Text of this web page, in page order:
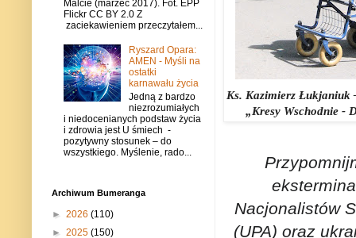
Ks. Kazimierz Łukjaniuk
„Kresy Wschodnie -
Nacjonalistów
(UPA) oraz
Malcie (marzec 2017). Fot. EPP
Flickr CC BY 2.0 Z
zaciekawieniem przeczytałem...
Ryszard Opara:
AMEN - Myśli na
ostatki
karnawału życia
Jedną z bardzo
niezrozumiałych
i niedocenianych podstaw życia
i zdrowia jest U śmiech -
pozytywny stosunek – do
wszystkiego. Myślenie, rado...
Archiwum Bumeranga
► 2026 (110)
► 2025 (150)